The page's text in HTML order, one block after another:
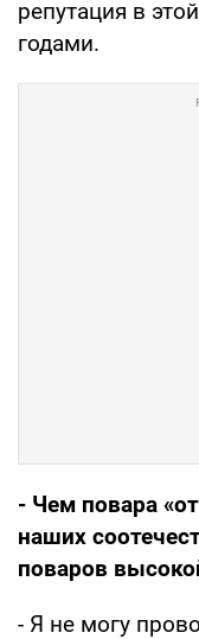
репутация в
годами.
- Чем повара
наших
поваров
- Я не могу